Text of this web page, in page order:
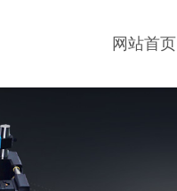
网站首页